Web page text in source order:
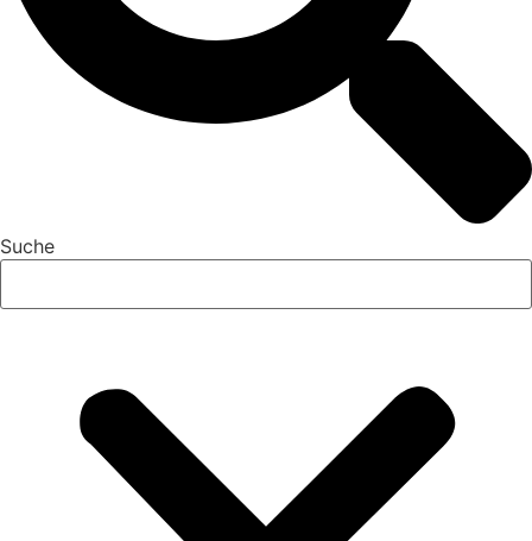
Suche